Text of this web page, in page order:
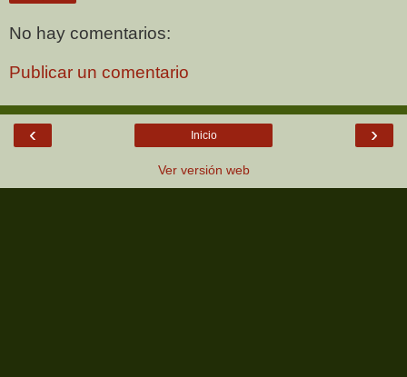
No hay comentarios:
Publicar un comentario
‹ ›
Inicio
Ver versión web